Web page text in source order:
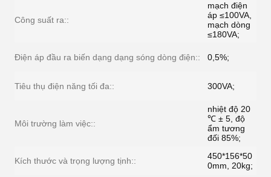
Công suất ra::
mạch điện
áp ≤100VA,
mạch dòng
≤180VA;
Điện áp đầu ra biến dạng dạng sóng dòng điện:: 0,5%;
Tiêu thụ điện năng tối đa:: 300VA;
Môi trường làm việc::
nhiệt độ 20
℃ ± 5, độ
ẩm tương
đối 85%;
Kích thước và trọng lượng tịnh::
450*156*50
0mm, 20kg;